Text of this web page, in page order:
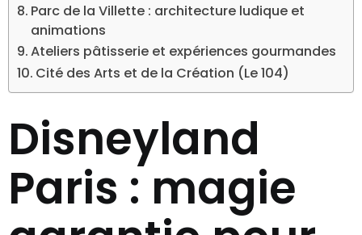
Parc de la Villette : architecture ludique et
animations
Ateliers pâtisserie et expériences gourmandes
Cité des Arts et de la Création (Le 104)
Disneyland
Paris : magie